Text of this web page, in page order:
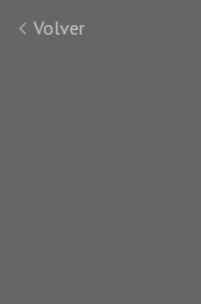
Volver